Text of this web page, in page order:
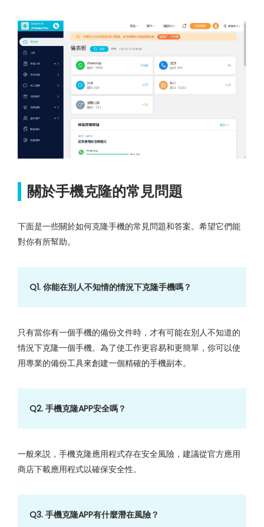
關於手機克隆的常見問題
下面是一些關於如何克隆手機的常見問題和答案。希望它們能
對你有所幫助。
Q1. 你能在別人不知情的情況下克隆手機嗎？
只有當你有一個手機的備份文件時，才有可能在別人不知道的
情況下克隆一個手機。為了使工作更容易和更簡單，你可以使
用專業的備份工具來創建一個精確的手機副本。
Q2. 手機克隆APP安全嗎？
一般來説，手機克隆應用程式存在安全風險，建議從官方應用
商店下載應用程式以確保安全性。
Q3. 手機克隆APP有什麼潛在風險？